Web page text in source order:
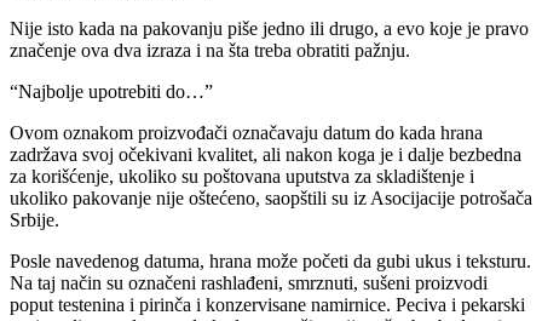
Nije isto kada na pakovanju piše jedno ili drugo, a evo koje je pravo
značenje ova dva izraza i na šta treba obratiti pažnju.
“Najbolje upotrebiti do…”
Ovom oznakom proizvođači označavaju datum do kada hrana
zadržava svoj očekivani kvalitet, ali nakon koga je i dalje bezbedna
za korišćenje, ukoliko su poštovana uputstva za skladištenje i
ukoliko pakovanje nije oštećeno, saopštili su iz Asocijacije potrošača
Srbije.
Posle navedenog datuma, hrana može početi da gubi ukus i teksturu.
Na taj način su označeni rashlađeni, smrznuti, sušeni proizvodi
poput testenina i pirinča i konzervisane namirnice. Peciva i pekarski